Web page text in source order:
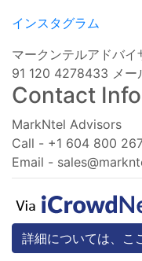
インスタグラム
マークンテルアドバ
91 120 4278433 メー
Contact
MarkNtel Advisors
Call - +1 604 800
Email -
詳細については、こ